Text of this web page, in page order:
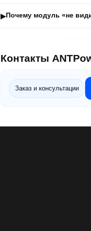
▶Почему модуль «не
Контакты
Заказ и консультации